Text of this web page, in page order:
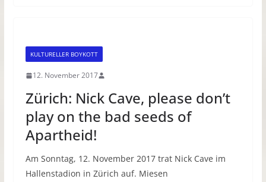
KULTURELLER BOYKOTT
12. November 2017
Zürich: Nick Cave, please don’t
play on the bad seeds of
Apartheid!
Am Sonntag, 12. November 2017 trat Nick Cave im
Hallenstadion in Zürich auf. Miesen